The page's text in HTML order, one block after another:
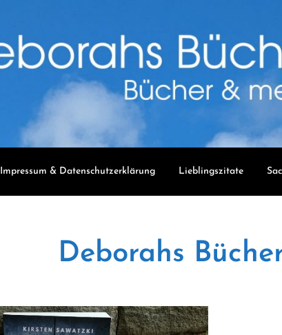
Impressum & Datenschutzerklärung Lieblingszitate
Deborahs